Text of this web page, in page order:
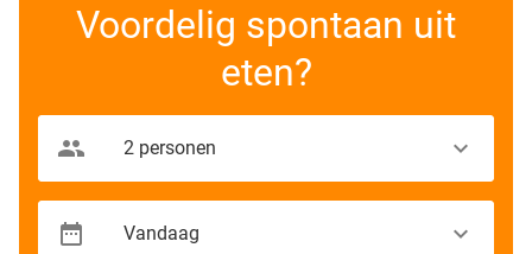
Voordelig spontaan uit
eten?